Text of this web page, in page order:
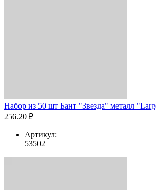
Набор из 50 шт Бант "Звезда" металл
256.20 ₽
Артикул:
53502